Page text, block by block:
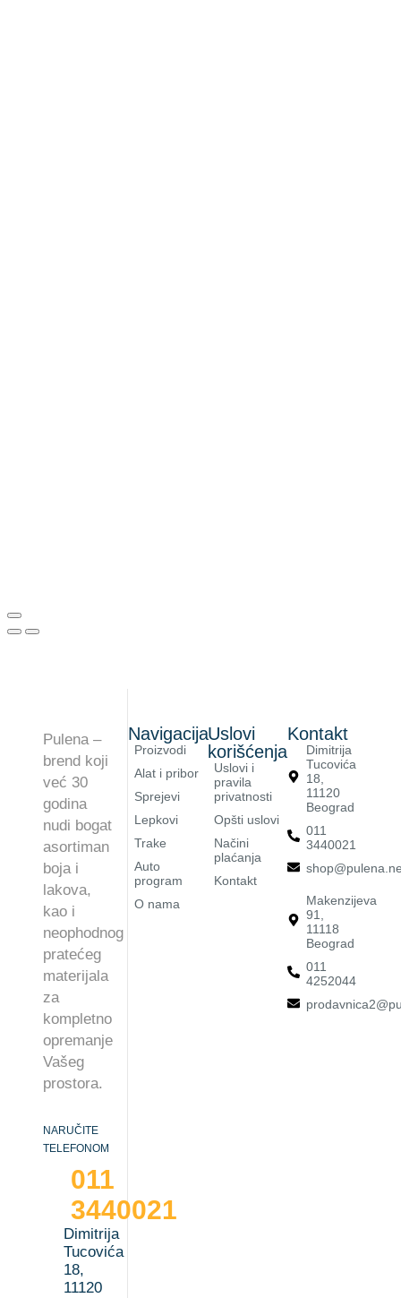
Pulena –
brend koji
već 30
godina
nudi bogat
asortiman
boja i
lakova,
kao i
neophodnog
pratećeg
materijala
za
kompletno
opremanje
Vašeg
prostora.
NARUČITE
TELEFONOM
011
3440021
Dimitrija
Tucovića
18,
11120
Navigacija
Proizvodi
Alat i pribor
Sprejevi
Lepkovi
Trake
Auto
program
O nama
Uslovi
korišćenja
Uslovi i
pravila
privatnosti
Opšti uslovi
Načini
plaćanja
Kontakt
Kontakt
Dimitrija
Tucovića
18,
11120
Beograd
011
3440021
Makenzijeva
91,
11118
Beograd
011
4252044